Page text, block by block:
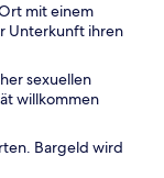
mit einem
Unterkunft ihren
sexuellen
willkommen
Bargeld wird